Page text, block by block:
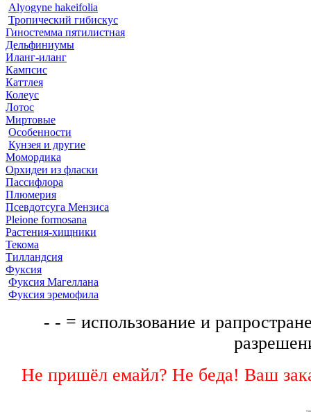
Alyogyne hakeifolia
Тропический гибискус
Гиностемма пятилистная
Дельфиниумы
Иланг-иланг
Кампсис
Каттлея
Колеус
Лотос
Миртовые
Особенности
Кунзея и другие
Момордика
Орхидеи из фласки
Пассифлора
Плюмерия
Псевдотсуга Мензиса
Pleione formosana
Растения-хищники
Текома
Тилландсия
Фуксия
Фуксия Магеллана
Фуксия эремофила
- - = использование и
Не пришёл емайл? Не беда! Ваш